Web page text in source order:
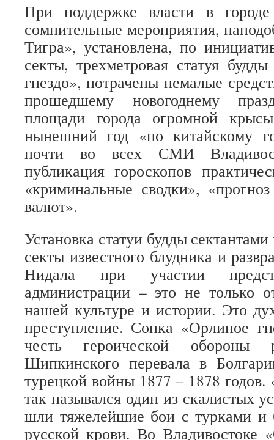
При поддержке власти в городе
сомнительные мероприятия,
Тигра», установлена, по
секты, трехметровая статуя
гнездо», потрачены немалые
прошедшему новогоднему
площади города огромной
нынешний год «по китайскому
почти во всех СМИ
публикация гороскопов
«криминальные сводки»,
валют».
Установка статуи будды
секты известного блудника и
Нидала при участии
администрации – это не только
нашей культуре и истории. Это
преступление. Сопка «Орлиное
честь героической обороны
Шипкинского перевала в
турецкой войны 1877 – 1878
так назывался один из скалистых
шли тяжелейшие бои с турками и
русской крови. Во Владивостоке